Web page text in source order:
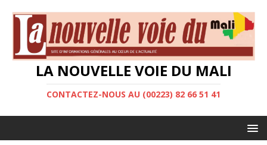
LA NOUVELLE VOIE DU MALI
CONTACTEZ-NOUS AU (00223) 82 66 51 41